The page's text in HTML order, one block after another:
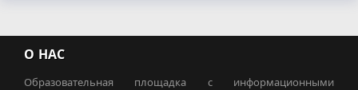
О НАС
Образовательная площадка с информационными